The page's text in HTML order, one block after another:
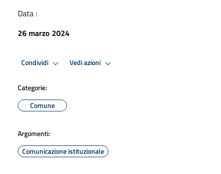
Data :
26 marzo 2024
Condividi Vedi azioni
Categorie:
Comune
Argomenti:
Comunicazione istituzionale